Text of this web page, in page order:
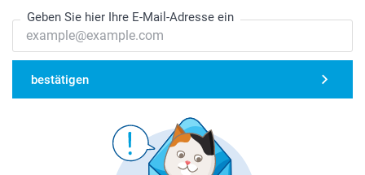
Geben Sie hier Ihre E-Mail-Adresse ein
bestätigen